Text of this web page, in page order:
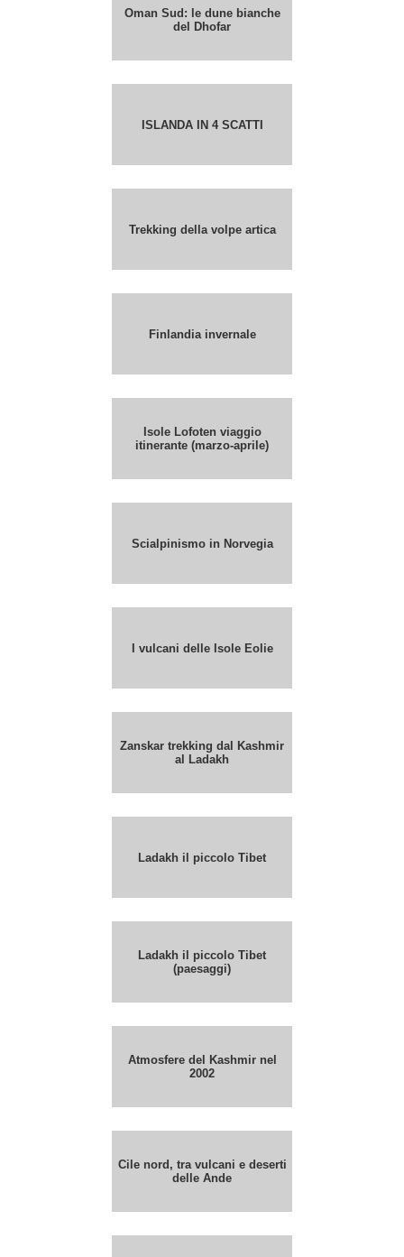
Oman Sud: le dune bianche
del Dhofar
ISLANDA IN 4 SCATTI
Trekking della volpe artica
Finlandia invernale
Isole Lofoten viaggio
itinerante (marzo-aprile)
Scialpinismo in Norvegia
I vulcani delle Isole Eolie
Zanskar trekking dal Kashmir
al Ladakh
Ladakh il piccolo Tibet
Ladakh il piccolo Tibet
(paesaggi)
Atmosfere del Kashmir nel
2002
Cile nord, tra vulcani e deserti
delle Ande